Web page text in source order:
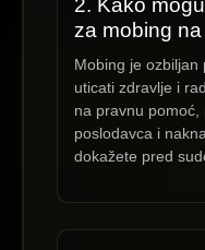
2. Kako
za mobing
Mobing je ozbiljan
uticati zdravlje i
na pravnu pomoć,
poslodavca i
dokažete pred